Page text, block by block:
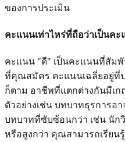
ของการประเมิน
คะแนนเท่าไหร่ที่ถือว่าเป็นคะ
คะแนน "ดี" เป็นคะแนนที่สัม
ที่คุณสมัคร คะแนนเฉลี่ยอยู่ที่ป
ก็ตาม อาชีพที่แตกต่างกันมีเ
ตัวอย่างเช่น บทบาทธุรการอ
บทบาทที่ซับซ้อนกว่า เช่น นักวิ
หรือสูงกว่า คุณสามารถเรียน